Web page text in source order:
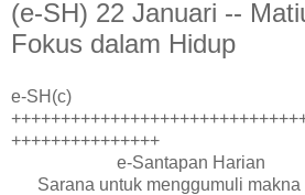
(e-SH) 22 Januari --
Fokus dalam Hidup
e-SH(c)
+++++++++++++++
e-Santapan Harian
Sarana untuk menggumuli makna